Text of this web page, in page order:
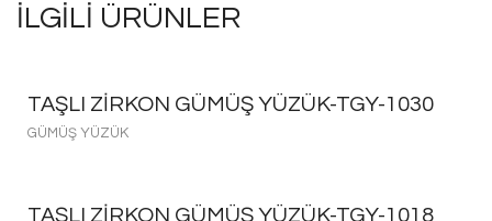
İLGILI ÜRÜNLER
TAŞLI ZIRKON GÜMÜŞ YÜZÜK-TGY-1030
GÜMÜŞ YÜZÜK
TAŞLI ZIRKON GÜMÜŞ YÜZÜK-TGY-1018